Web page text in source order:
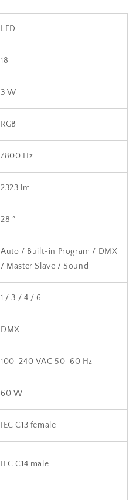
LED
18
3 W
RGB
7800 Hz
2323 lm
28 °
Auto / Built-in Program / DMX
/ Master Slave / Sound
1 / 3 / 4 / 6
DMX
100-240 VAC 50-60 Hz
60 W
IEC C13 female
IEC C14 male